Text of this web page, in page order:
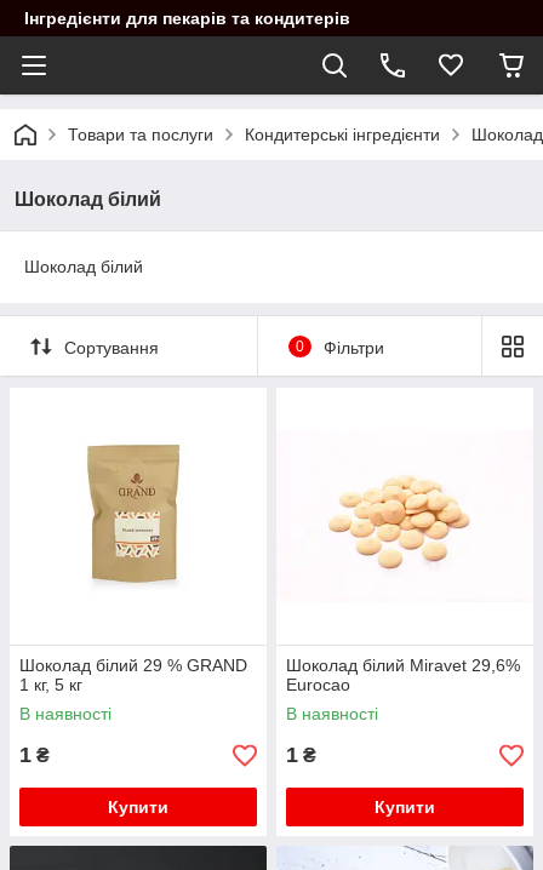
Інгредієнти для пекарів та кондитерів
Товари та послуги Кондитерські інгредієнти Шоколад
Шоколад білий
Шоколад білий
Сортування 0 Фільтри
Шоколад білий 29 % GRAND
1 кг, 5 кг
В наявності
1 ₴
Купити
Шоколад білий Miravet 29,6%
Eurocao
В наявності
1 ₴
Купити